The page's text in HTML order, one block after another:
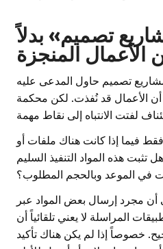
تصميم» بدلاً
الأعمال المنجزة
تصميم حاول المدعى عليه
أن الأعمال قد نُفذت. لكن محكمة
فيما إذا كانت هناك ملفات أو
هذه المواد التنفيذ السليم
في الموعد وبالحجم المطلوب؟
أن مجرد إرسال بعض المواد عبر
المراسلة لا يعني تلقائياً أن
خصوصاً إذا لم يكن هناك تأكيد